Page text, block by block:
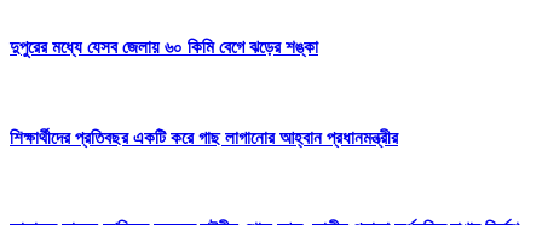
দুপুরের মধ্যে যেসব জেলায় ৬০ কিমি বেগে ঝড়ের শঙ্কা
শিক্ষার্থীদের প্রতিবছর একটি করে গাছ লাগানোর আহ্বান প্রধানমন্ত্রীর